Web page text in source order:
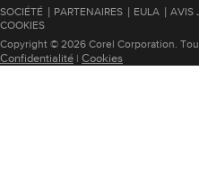
SOCIÉTÉ | PARTENAIRES | EULA | AVIS
COOKIES
Copyright © 2026 Corel Corporation.
Confidentialité | Cookies